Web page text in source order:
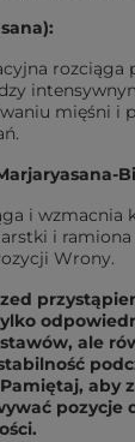
rozciąga
mięśni i
i wzmacnia
i ramiona
Wrony.
ale
aby
pozycje